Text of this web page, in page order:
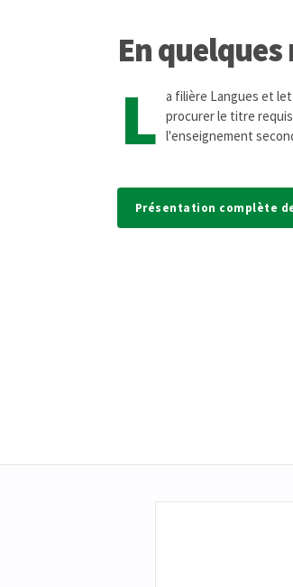
En
L a filière Langues et
procurer le titre
l'enseignement
Présentation complète